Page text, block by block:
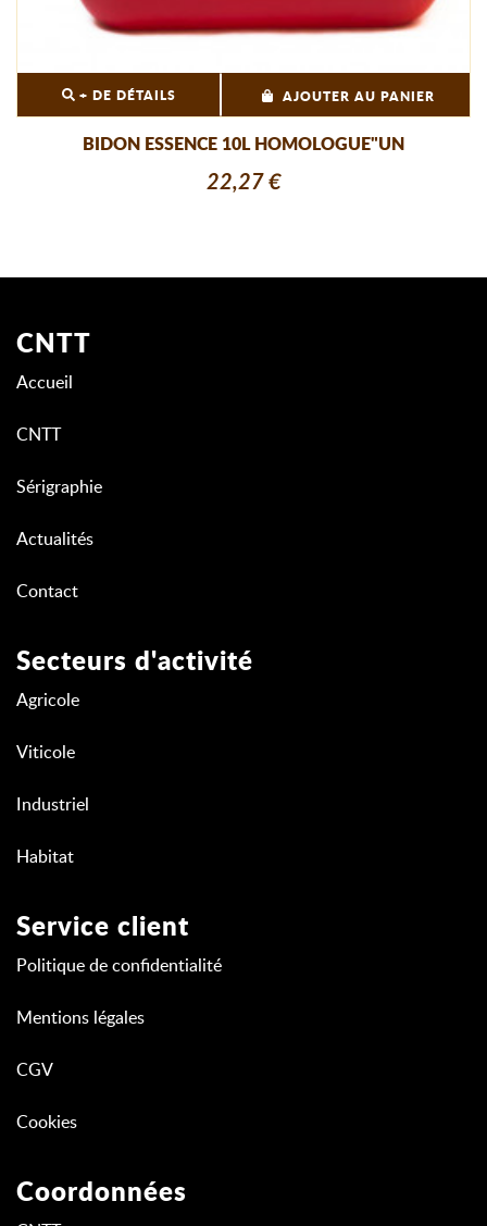
+ DE DÉTAILS AJOUTER AU PANIER
BIDON ESSENCE 10L HOMOLOGUE"UN
22,27 €
CNTT
Accueil
CNTT
Sérigraphie
Actualités
Contact
Secteurs d'activité
Agricole
Viticole
Industriel
Habitat
Service client
Politique de confidentialité
Mentions légales
CGV
Cookies
Coordonnées